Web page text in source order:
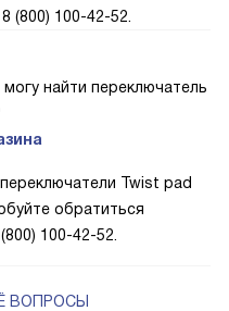
(800) 100-42-52.
найти переключатель
Twist pad
обратиться
100-42-52.
ВОПРОСЫ